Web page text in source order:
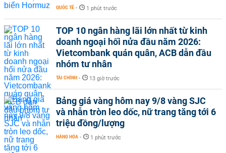
QUỐC TẾ - 1 phút trước
TOP 10 ngân hàng lãi lớn nhất từ kinh
doanh ngoại hối nửa đầu năm 2026:
Vietcombank quán quân, ACB dẫn đầu
nhóm tư nhân
TÀI CHÍNH - 13 giờ trước
Bảng giá vàng hôm nay 9/8 vàng SJC
và nhẫn tròn leo dốc, nữ trang tăng tới 6
triệu đồng/lượng
HÀNG HÓA - 1 phút trước